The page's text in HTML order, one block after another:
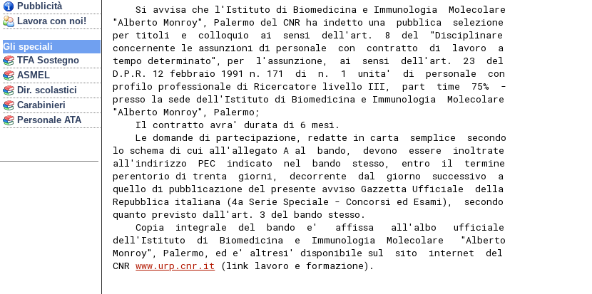
Pubblicità
Lavora con noi!
Gli speciali
TFA Sostegno
ASMEL
Dir. scolastici
Carabinieri
Personale ATA
    Si avvisa che l'Istituto di Biomedicina e Immunologia  Molecolare
"Alberto Monroy", Palermo del CNR ha indetto una  pubblica  selezione
per titoli  e  colloquio  ai  sensi  dell'art.  8  del  "Disciplinare
concernente le assunzioni di personale  con  contratto  di  lavoro  a
tempo determinato", per  l'assunzione,  ai  sensi  dell'art.  23  del
D.P.R. 12 febbraio 1991 n. 171  di  n.  1  unita'  di  personale  con
profilo professionale di Ricercatore livello III,  part  time  75%  -
presso la sede dell'Istituto di Biomedicina e Immunologia  Molecolare
"Alberto Monroy", Palermo;
    Il contratto avra' durata di 6 mesi.
    Le domande di partecipazione, redatte in carta  semplice  secondo
lo schema di cui all'allegato A al  bando,  devono  essere  inoltrate
all'indirizzo  PEC  indicato  nel  bando  stesso,  entro  il  termine
perentorio di trenta  giorni,  decorrente  dal  giorno  successivo  a
quello di pubblicazione del presente avviso Gazzetta Ufficiale  della
Repubblica italiana (4a Serie Speciale - Concorsi ed Esami),  secondo
quanto previsto dall'art. 3 del bando stesso.
    Copia  integrale  del  bando  e'   affissa   all'albo   ufficiale
dell'Istituto  di  Biomedicina  e  Immunologia  Molecolare   "Alberto
Monroy", Palermo, ed e' altresi' disponibile sul  sito  internet  del
CNR www.urp.cnr.it (link lavoro e formazione).